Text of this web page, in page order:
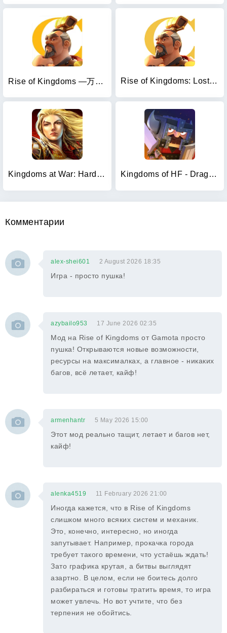
Rise of Kingdoms ―万国覚醒― Rise of Kingdoms: Lost Crusade
Kingdoms at War: Hardcore PVP Kingdoms of HF - Dragon War
Комментарии
alex-shei601 2 August 2026 18:35
Игра - просто пушка!
azybailo953 17 June 2026 02:35
Мод на Rise of Kingdoms от Gamota просто
пушка! Открываются новые возможности,
ресурсы на максималках, а главное - никаких
багов, всё летает, кайф!
armenhantr 5 May 2026 15:00
Этот мод реально тащит, летает и багов нет,
кайф!
alenka4519 11 February 2026 21:00
Иногда кажется, что в Rise of Kingdoms
слишком много всяких систем и механик.
Это, конечно, интересно, но иногда
запутывает. Например, прокачка города
требует такого времени, что устаёшь ждать!
Зато графика крутая, а битвы выглядят
азартно. В целом, если не боитесь долго
разбираться и готовы тратить время, то игра
может увлечь. Но вот учтите, что без
терпения не обойтись.